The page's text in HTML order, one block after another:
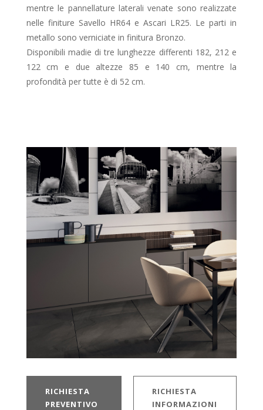
mentre le pannellature laterali venate sono realizzate
nelle finiture Savello HR64 e Ascari LR25. Le parti in
metallo sono verniciate in finitura Bronzo.
Disponibili madie di tre lunghezze differenti 182, 212 e
122 cm e due altezze 85 e 140 cm, mentre la
profondità per tutte è di 52 cm.
RICHIESTA
PREVENTIVO
RICHIESTA
INFORMAZIONI